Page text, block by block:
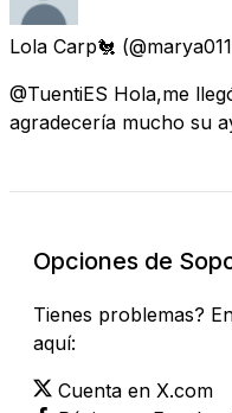
Lola Carp🐔
@TuentiES Hola,me
agradecería mucho su
Opciones de
Tienes problemas?
aquí:
Cuenta en X.com